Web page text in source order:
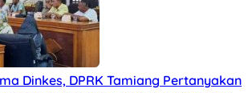
Dinkes, DPRK Tamiang Pertanyakan